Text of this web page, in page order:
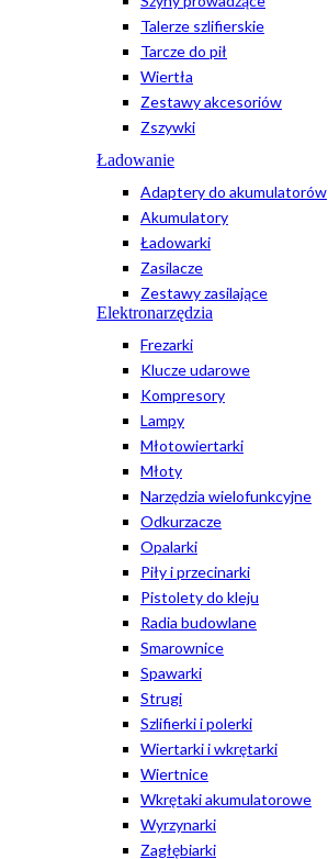
Talerze szlifierskie
Tarcze do pił
Wiertła
Zestawy akcesoriów
Zszywki
Ładowanie
Adaptery do akumulatorów
Akumulatory
Ładowarki
Zasilacze
Zestawy zasilające
Elektronarzędzia
Frezarki
Klucze udarowe
Kompresory
Lampy
Młotowiertarki
Młoty
Narzędzia wielofunkcyjne
Odkurzacze
Opalarki
Piły i przecinarki
Pistolety do kleju
Radia budowlane
Smarownice
Spawarki
Strugi
Szlifierki i polerki
Wiertarki i wkrętarki
Wiertnice
Wkrętaki akumulatorowe
Wyrzynarki
Zagłębiarki